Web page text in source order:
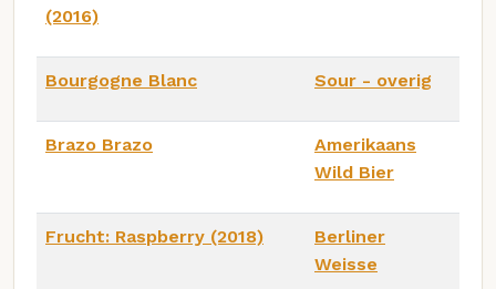
(2016)
Bourgogne Blanc Sour - overig
Brazo Brazo
Amerikaans
Wild Bier
Frucht: Raspberry (2018)
Berliner
Weisse